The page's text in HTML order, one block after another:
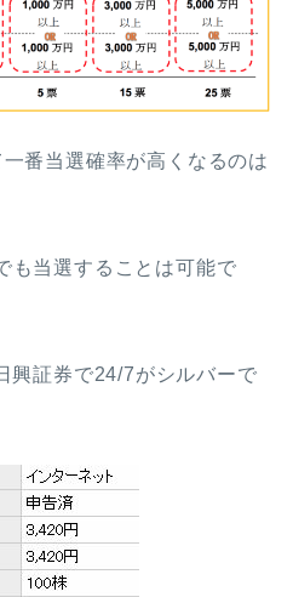
番当選確率が高くなるのは
も当選することは可能で
興証券で24/7がシルバーで